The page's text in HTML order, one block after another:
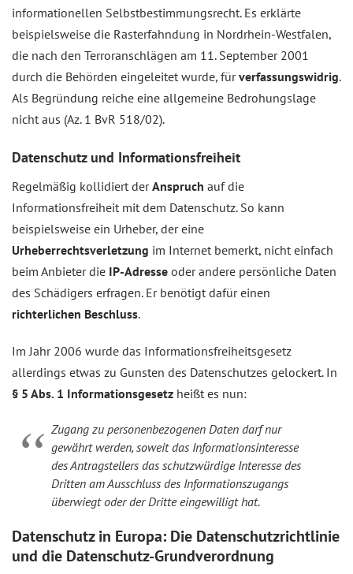
informationellen Selbstbestimmungsrecht. Es erklärte
beispielsweise die Rasterfahndung in Nordrhein-Westfalen,
die nach den Terroranschlägen am 11. September 2001
durch die Behörden eingeleitet wurde, fürverfassungswidrig.
Als Begründung reiche eine allgemeine Bedrohungslage
nicht aus (Az. 1 BvR 518/02).
Datenschutz und Informationsfreiheit
Regelmäßig kollidiert derAnspruch auf die
Informationsfreiheit mit dem Datenschutz. So kann
beispielsweise ein Urheber, der eine
Urheberrechtsverletzung im Internet bemerkt, nicht einfach
beim Anbieter die IP-Adresse oder andere persönliche Daten
des Schädigers erfragen. Er benötigt dafür einen
richterlichen Beschluss.
Im Jahr 2006 wurde das Informationsfreiheitsgesetz
allerdings etwas zu Gunsten des Datenschutzes gelockert. In
§ 5 Abs. 1 Informationsgesetz heißt es nun:
Zugang zu personenbezogenen Daten darf nur
gewährt werden, soweit das Informationsinteresse
des Antragstellers das schutzwürdige Interesse des
Dritten am Ausschluss des Informationszugangs
überwiegt oder der Dritte eingewilligt hat.
Datenschutz in Europa: Die Datenschutzrichtlinie
und die Datenschutz-Grundverordnung